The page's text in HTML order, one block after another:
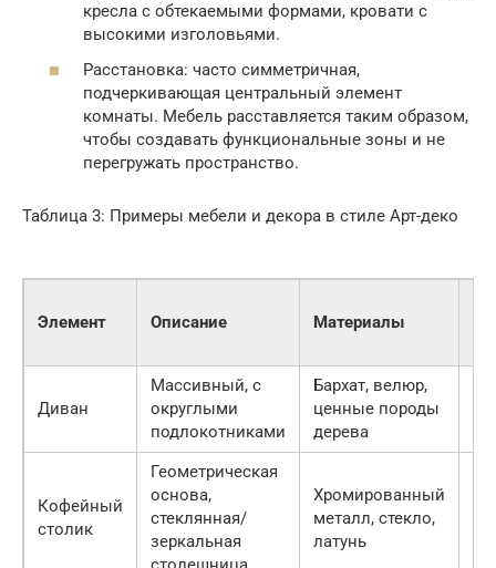
кресла с обтекаемыми формами, кровати с
высокими изголовьями.
Расстановка: часто симметричная,
подчеркивающая центральный элемент
комнаты. Мебель расставляется таким образом,
чтобы создавать функциональные зоны и не
перегружать пространство.
Таблица 3: Примеры мебели и декора в стиле Арт-деко
Элемент Описание Материалы
Диван
Массивный, с
округлыми
подлокотниками
Бархат, велюр,
ценные породы
дерева
Кофейный
столик
Геометрическая
основа,
стеклянная/
зеркальная
Хромированный
металл, стекло,
латунь